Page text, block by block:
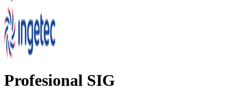
Profesional SIG